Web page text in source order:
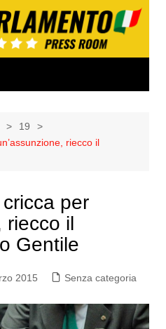
19
riecco il
per
riecco il
Gentile
2015 Senza categoria